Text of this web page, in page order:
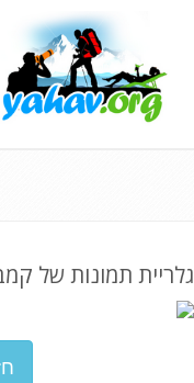
גלריית תמונות של